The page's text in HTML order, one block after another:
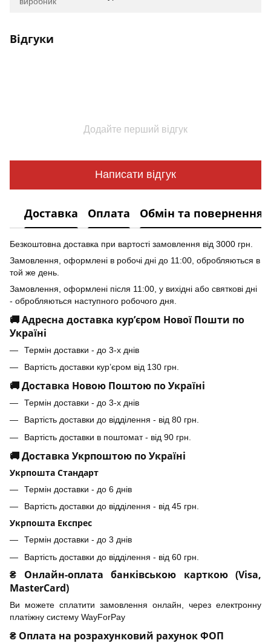
Відгуки
Додайте перший відгук
Написати відгук
Доставка Оплата Обмін та повернення
Безкоштовна доставка при вартості замовлення від 3000 грн.
Замовлення, оформлені в робочі дні до 11:00, обробляються в
той же день.
Замовлення, оформлені після 11:00, у вихідні або святкові дні
- обробляються наступного робочого дня.
🚚 Адресна доставка кур’єром Нової Пошти по
Україні
Термін доставки - до 3-х днів
Вартість доставки кур’єром від 130 грн.
🚚 Доставка Новою Поштою по Україні
Термін доставки - до 3-х днів
Вартість доставки до відділення - від 80 грн.
Вартість доставки в поштомат - від 90 грн.
🚚 Доставка Укрпоштою по Україні
Укрпошта Стандарт
Термін доставки - до 6 днів
Вартість доставки до відділення - від 45 грн.
Укрпошта Експрес
Термін доставки - до 3 днів
Вартість доставки до відділення - від 60 грн.
₴ Онлайн-оплата банківською карткою (Visa,
MasterCard)
Ви можете сплатити замовлення онлайн, через електронну
платіжну систему WayForPay
₴ Оплата на розрахунковий рахунок ФОП